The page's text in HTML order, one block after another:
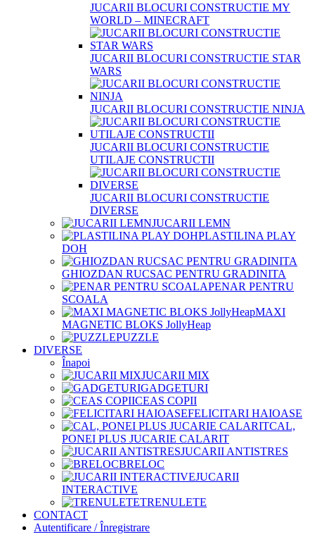
JUCARII BLOCURI CONSTRUCTIE MY
WORLD – MINECRAFT
JUCARII BLOCURI CONSTRUCTIE STAR
WARS
JUCARII BLOCURI CONSTRUCTIE NINJA
JUCARII BLOCURI CONSTRUCTIE
UTILAJE CONSTRUCTII
JUCARII BLOCURI CONSTRUCTIE
DIVERSE
JUCARII LEMN
PLASTILINA PLAY
DOH
GHIOZDAN RUCSAC PENTRU GRADINITA
PENAR PENTRU
SCOALA
MAXI
MAGNETIC BLOKS JollyHeap
PUZZLE
DIVERSE
Înapoi
JUCARII MIX
GADGETURI
CEAS COPII
FELICITARI HAIOASE
CAL,
PONEI PLUS JUCARIE CALARIT
JUCARII ANTISTRES
BRELOC
JUCARII
INTERACTIVE
TRENULETE
CONTACT
Autentificare / Înregistrare